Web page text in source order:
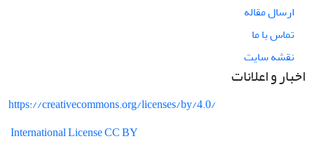
ارسال مقاله
تماس با ما
نقشه سایت
اخبار و اعلانات
https://creativecommons.org/licenses/by/4.0/
International License CC BY